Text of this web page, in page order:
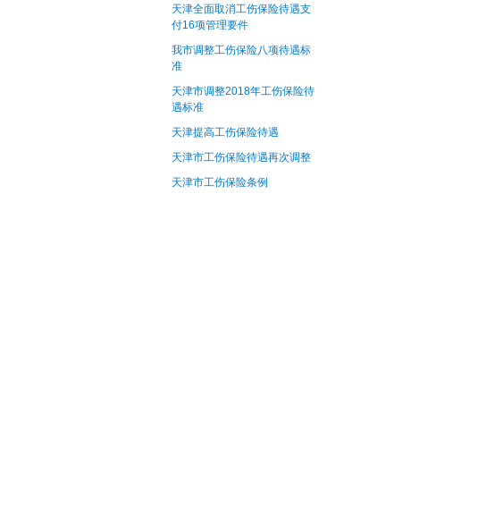
天津全面取消工伤保险待遇支
付16项管理要件
我市调整工伤保险八项待遇标
准
天津市调整2018年工伤保险待
遇标准
天津提高工伤保险待遇
天津市工伤保险待遇再次调整
天津市工伤保险条例